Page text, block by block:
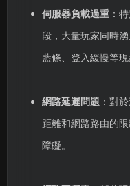
伺服器負載過重：
段，大量玩家同時
藍條、登入緩慢等現
網路延遲問題 ：對
距離和網路路由的
障礙。